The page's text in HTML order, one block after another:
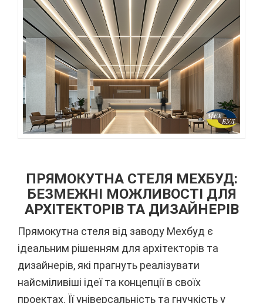
ПРЯМОКУТНА СТЕЛЯ МЕХБУД:
БЕЗМЕЖНІ МОЖЛИВОСТІ ДЛЯ
АРХІТЕКТОРІВ ТА ДИЗАЙНЕРІВ
Прямокутна стеля від заводу Мехбуд є
ідеальним рішенням для архітекторів та
дизайнерів, які прагнуть реалізувати
найсміливіші ідеї та концепції в своїх
проектах. Її універсальність та гнучкість у